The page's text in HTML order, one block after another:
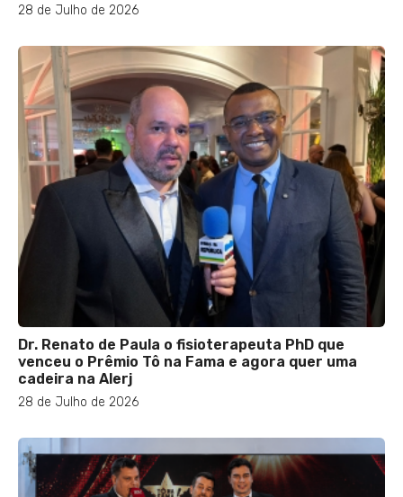
28 de Julho de 2026
Dr. Renato de Paula o fisioterapeuta PhD que
venceu o Prêmio Tô na Fama e agora quer uma
cadeira na Alerj
28 de Julho de 2026